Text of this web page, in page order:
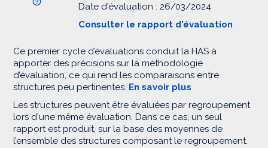
Date d'évaluation : 26/03/2024
Consulter le rapport d'évaluation
Ce premier cycle d’évaluations conduit la HAS à
apporter des précisions sur la méthodologie
d’évaluation, ce qui rend les comparaisons entre
structures peu pertinentes. En savoir plus
Les structures peuvent être évaluées par regroupement
lors d'une même évaluation. Dans ce cas, un seul
rapport est produit, sur la base des moyennes de
l’ensemble des structures composant le regroupement.